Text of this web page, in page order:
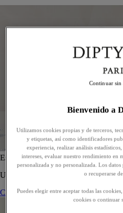
Estuche de 5 eaux de toilette - Para
Un estuche a medida de cinco eaux
Componer su estuche
Bienvenido a
Utilizamos cookies propias y de terceros,
y etiquetas, así como identificadores
experiencia, realizar análisis
intereses, evaluar nuestro rendimiento
personalizada y no personalizada. Los
o recuperarse
Puedes elegir entre aceptar todas las
cookies o continuar
Continuar sin